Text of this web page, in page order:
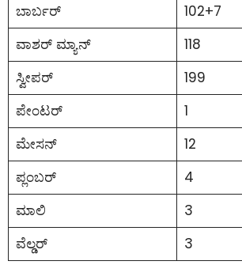
ಬಾರ್ಬರ್
102+7
ವಾಶರ್ ಮ್ಯಾನ್
118
ಸ್ವೀಪರ್
199
ಪೇಂಟರ್
1
ಮೇಸನ್
12
ಪ್ಲಂಬರ್
4
ಮಾಲಿ
3
ವೆಲ್ಡರ್
3